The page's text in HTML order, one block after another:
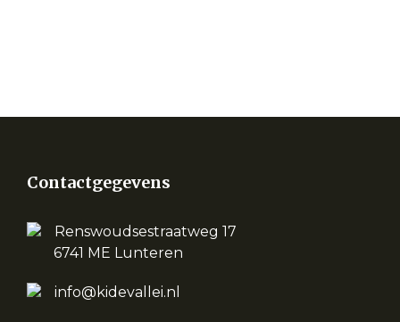
Contactgegevens
Renswoudsestraatweg 17
6741 ME Lunteren
info@kidevallei.nl